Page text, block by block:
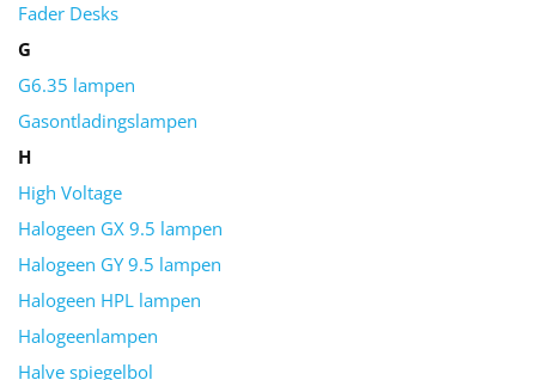
Fader Desks
G
G6.35 lampen
Gasontladingslampen
H
High Voltage
Halogeen GX 9.5 lampen
Halogeen GY 9.5 lampen
Halogeen HPL lampen
Halogeenlampen
Halve spiegelbol